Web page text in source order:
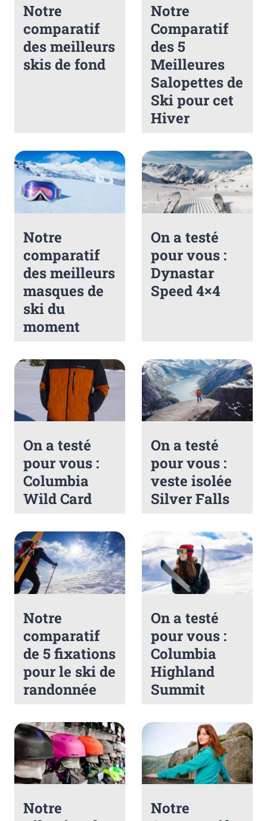
Notre
comparatif
des meilleurs
skis de fond
Notre
Comparatif
des 5
Meilleures
Salopettes de
Ski pour cet
Hiver
Notre
comparatif
des meilleurs
masques de
ski du
moment
On a testé
pour vous :
Dynastar
Speed 4×4
On a testé
pour vous :
Columbia
Wild Card
On a testé
pour vous :
veste isolée
Silver Falls
Notre
comparatif
de 5 fixations
pour le ski de
randonnée
On a testé
pour vous :
Columbia
Highland
Summit
Notre
Notre